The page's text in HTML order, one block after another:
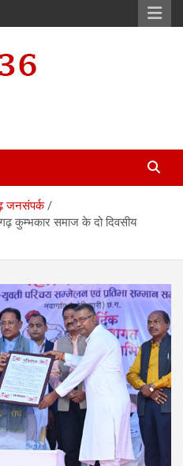
जनसंपर्क
कुम्भकार समाज के दो दिवसीय